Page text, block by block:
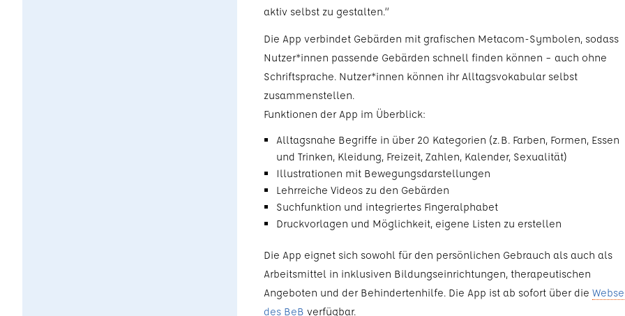
aktiv selbst zu gestalten.“
Die App verbindet Gebärden mit grafischen Metacom-Symbolen, sodass
Nutzer*innen passende Gebärden schnell finden können – auch ohne
Schriftsprache. Nutzer*innen können ihr Alltagsvokabular selbst
zusammenstellen.
Funktionen der App im Überblick:
Alltagsnahe Begriffe in über 20 Kategorien (z. B. Farben, Formen, Essen
und Trinken, Kleidung, Freizeit, Zahlen, Kalender, Sexualität)
Illustrationen mit Bewegungsdarstellungen
Lehrreiche Videos zu den Gebärden
Suchfunktion und integriertes Fingeralphabet
Druckvorlagen und Möglichkeit, eigene Listen zu erstellen
Die App eignet sich sowohl für den persönlichen Gebrauch als auch als
Arbeitsmittel in inklusiven Bildungseinrichtungen, therapeutischen
Angeboten und der Behindertenhilfe. Die App ist ab sofort über die
des BeB verfügbar.